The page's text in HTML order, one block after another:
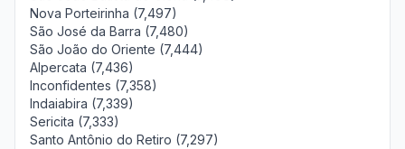
Nova Porteirinha (7,497)
São José da Barra (7,480)
São João do Oriente (7,444)
Alpercata (7,436)
Inconfidentes (7,358)
Indaiabira (7,339)
Sericita (7,333)
Santo Antônio do Retiro (7,297)